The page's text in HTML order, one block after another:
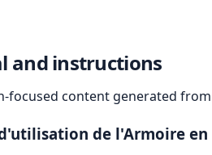
and instructions
focused content generated
de l'Armoire en